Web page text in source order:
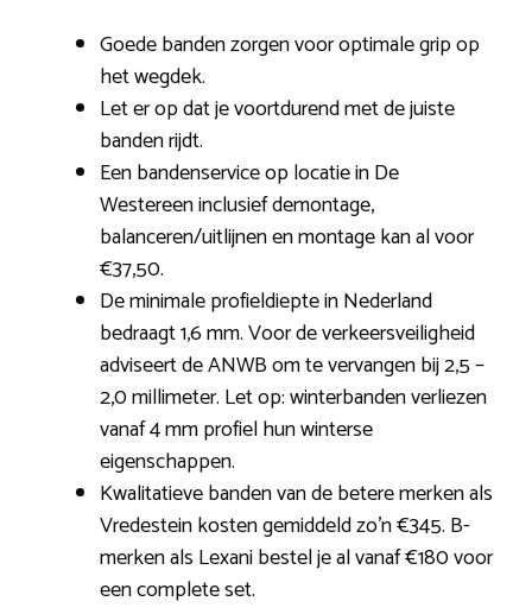
Goede banden zorgen voor optimale grip op
het wegdek.
Let er op dat je voortdurend met de juiste
banden rijdt.
Een bandenservice op locatie in De
Westereen inclusief demontage,
balanceren/uitlijnen en montage kan al voor
€37,50.
De minimale profieldiepte in Nederland
bedraagt 1,6 mm. Voor de verkeersveiligheid
adviseert de ANWB om te vervangen bij 2,5 –
2,0 millimeter. Let op: winterbanden verliezen
vanaf 4 mm profiel hun winterse
eigenschappen.
Kwalitatieve banden van de betere merken als
Vredestein kosten gemiddeld zo’n €345. B-
merken als Lexani bestel je al vanaf €180 voor
een complete set.